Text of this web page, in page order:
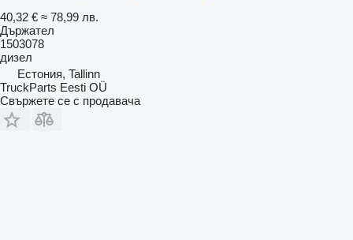
40,32 € ≈ 78,99 лв.
Държател
1503078
дизел
Естония, Tallinn
TruckParts Eesti OÜ
Свържете се с продавача